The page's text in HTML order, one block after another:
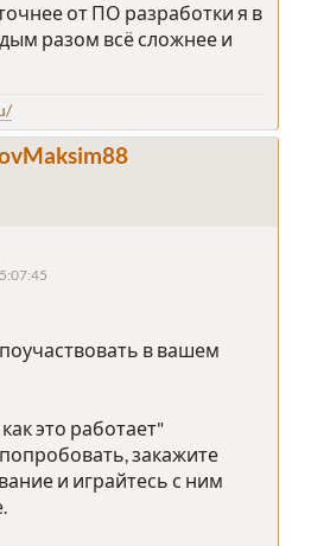
от ПО разработки я в
разом всё сложнее и
в вашем
это работает"
закажите
и играйтесь с ним